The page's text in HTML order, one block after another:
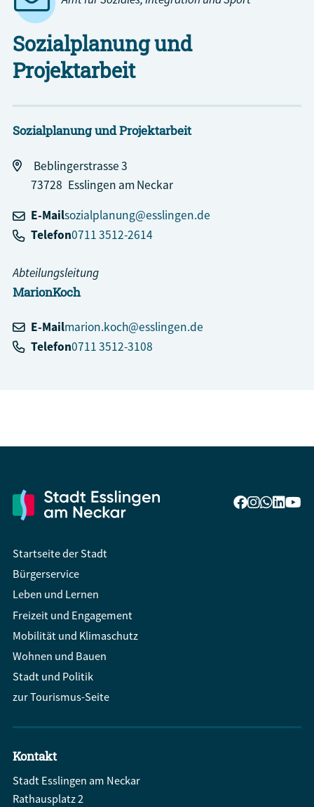
Sozialplanung und
Projektarbeit
Sozialplanung und Projektarbeit
Beblingerstrasse 3
73728 Esslingen am Neckar
E-Mailsozialplanung@esslingen.de
Telefon0711 3512-2614
MarionKoch
Abteilungsleitung
E-Mailmarion.koch@esslingen.de
Telefon0711 3512-3108
Startseite der Stadt
Bürgerservice
Leben und Lernen
Freizeit und Engagement
Mobilität und Klimaschutz
Wohnen und Bauen
Stadt und Politik
zur Tourismus-Seite
Kontakt
Stadt Esslingen am Neckar
Rathausplatz 2